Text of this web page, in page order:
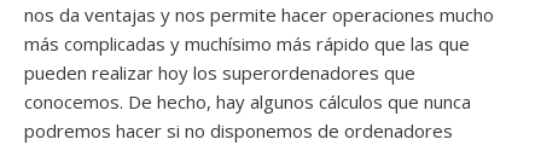
nos da ventajas y nos permite hacer operaciones mucho
más complicadas y muchísimo más rápido que las que
pueden realizar hoy los superordenadores que
conocemos. De hecho, hay algunos cálculos que nunca
podremos hacer si no disponemos de ordenadores